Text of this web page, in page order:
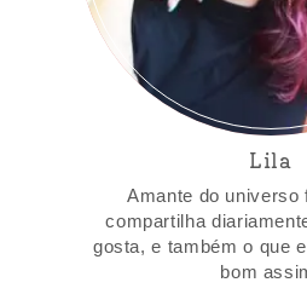
Lila
Amante do universo
compartilha
gosta, e também o que
bom